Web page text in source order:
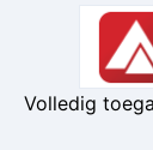
Volledig